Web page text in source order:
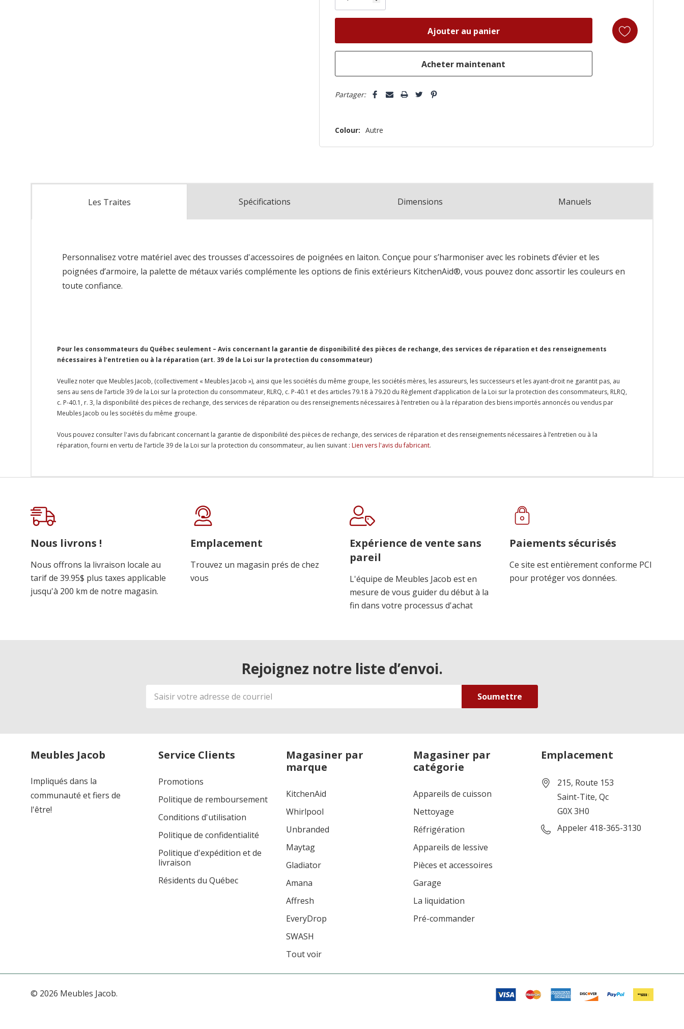
plus
Partager:
Colour: Autre
Les Traites Spécifications Dimensions Manuels
Personnalisez votre matériel avec des trousses d'accessoires de poignées en laiton. Conçue pour s’harmoniser avec les robinets d’évier et les
poignées d’armoire, la palette de métaux variés complémente les options de finis extérieurs KitchenAid®, vous pouvez donc assortir les couleurs en
toute confiance.
Pour les consommateurs du Québec seulement – Avis concernant la garantie de disponibilité des pièces de rechange, des services de réparation et des renseignements
nécessaires à l’entretien ou à la réparation (art. 39 de la Loi sur la protection du consommateur)
Veullez noter que Meubles Jacob, (collectivement « Meubles Jacob »), ainsi que les sociétés du même groupe, les sociétés mères, les assureurs, les successeurs et les ayant-droit ne garantit pas, au
sens au sens de l’article 39 de la Loi sur la protection du consommateur, RLRQ, c. P-40.1 et des articles 79.18 à 79.20 du Règlement d’application de la Loi sur la protection des consommateurs, RLRQ,
c. P-40.1, r. 3, la disponibilité des pièces de rechange, des services de réparation ou des renseignements nécessaires à l’entretien ou à la réparation des biens importés annoncés ou vendus par
Meubles Jacob ou les sociétés du même groupe.
Vous pouvez consulter l'avis du fabricant concernant la garantie de disponibilité des pièces de rechange, des services de réparation et des renseignements nécessaires à l’entretien ou à la
réparation, fourni en vertu de l’article 39 de la Loi sur la protection du consommateur, au lien suivant : Lien vers l'avis du fabricant.
personnalisé
Nous livrons !
Nous offrons la livraison locale au
tarif de 39.95$ plus taxes applicable
jusqu'à 200 km de notre magasin.
Emplacement
Trouvez un magasin prés de chez
vous
Expérience de vente sans
pareil
L'équipe de Meubles Jacob est en
mesure de vous guider du début à la
fin dans votre processus d'achat
Paiements sécurisés
Ce site est entièrement conforme PCI
pour protéger vos données.
Rejoignez notre liste d’envoi.
Adresse
de
Meubles Jacob
Impliqués dans la
communauté et fiers de
l'être!
Service Clients
Promotions
Politique de remboursement
Conditions d'utilisation
Politique de confidentialité
Politique d'expédition et de
livraison
Résidents du Québec
Magasiner par
marque
KitchenAid
Whirlpool
Unbranded
Maytag
Gladiator
Amana
Affresh
EveryDrop
SWASH
Tout voir
Magasiner par
catégorie
Appareils de cuisson
Nettoyage
Réfrigération
Appareils de lessive
Pièces et accessoires
Garage
La liquidation
Pré-commander
Emplacement
215, Route 153
Saint-Tite, Qc
G0X 3H0
Appeler 418-365-3130
© 2026 Meubles Jacob.